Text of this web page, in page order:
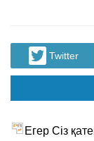
Twitter
Егер Сіз